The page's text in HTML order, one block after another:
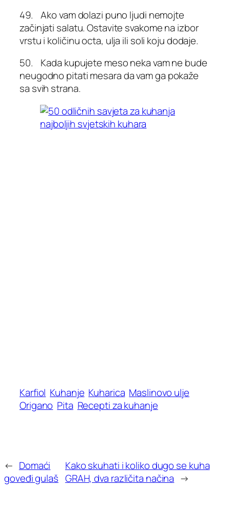
49. Ako vam dolazi puno ljudi nemojte
začinjati salatu. Ostavite svakome na izbor
vrstu i količinu octa, ulja ili soli koju dodaje.
50. Kada kupujete meso neka vam ne bude
neugodno pitati mesara da vam ga pokaže
sa svih strana.
Karfiol Kuhanje Kuharica Maslinovo ulje
Origano Pita Recepti za kuhanje
← Domaći
goveđi gulaš
Kako skuhati i koliko dugo se kuha
GRAH, dva različita načina →